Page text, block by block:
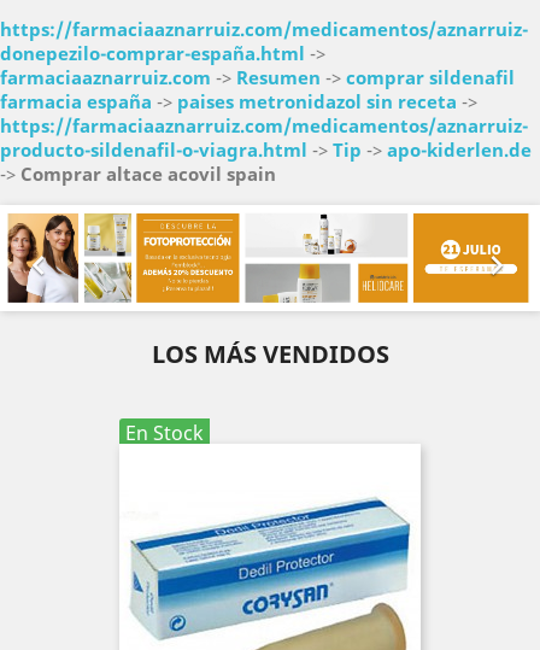
https://farmaciaaznarruiz.com/medicamentos/aznarruiz-
donepezilo-comprar-españa.html ->
farmaciaaznarruiz.com -> Resumen -> comprar sildenafil
farmacia españa -> paises metronidazol sin receta ->
https://farmaciaaznarruiz.com/medicamentos/aznarruiz-
producto-sildenafil-o-viagra.html -> Tip -> apo-kiderlen.de
-> Comprar altace acovil spain

Anterior

LOS MÁS VENDIDOS
En Stock